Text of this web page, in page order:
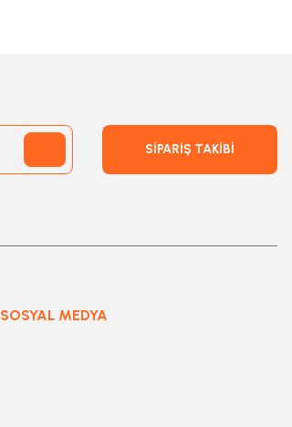
SİPARİŞ TAKİBİ
SOSYAL MEDYA